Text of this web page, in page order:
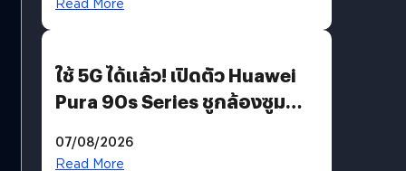
Read More
ใช้ 5G ได้แล้ว! เปิดตัว Huawei
Pura 90s Series ชูกล้องซูม
07/08/2026
Read More